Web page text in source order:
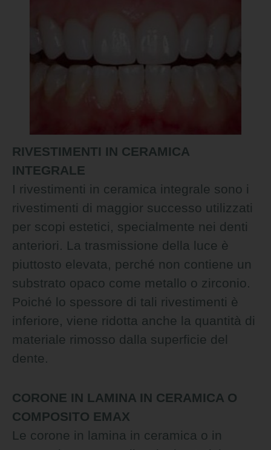
RIVESTIMENTI IN CERAMICA
INTEGRALE
I rivestimenti in ceramica integrale sono i
rivestimenti di maggior successo utilizzati
per scopi estetici, specialmente nei denti
anteriori. La trasmissione della luce è
piuttosto elevata, perché non contiene un
substrato opaco come metallo o zirconio.
Poiché lo spessore di tali rivestimenti è
inferiore, viene ridotta anche la quantità di
materiale rimosso dalla superficie del
dente.
CORONE IN LAMINA IN CERAMICA O
COMPOSITO EMAX
Le corone in lamina in ceramica o in